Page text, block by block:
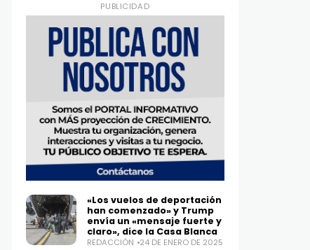
PUBLICIDAD
«Los vuelos de deportación
han comenzado» y Trump
envía un «mensaje fuerte y
claro», dice la Casa Blanca
REDACCIÓN 24 DE ENERO DE 2025